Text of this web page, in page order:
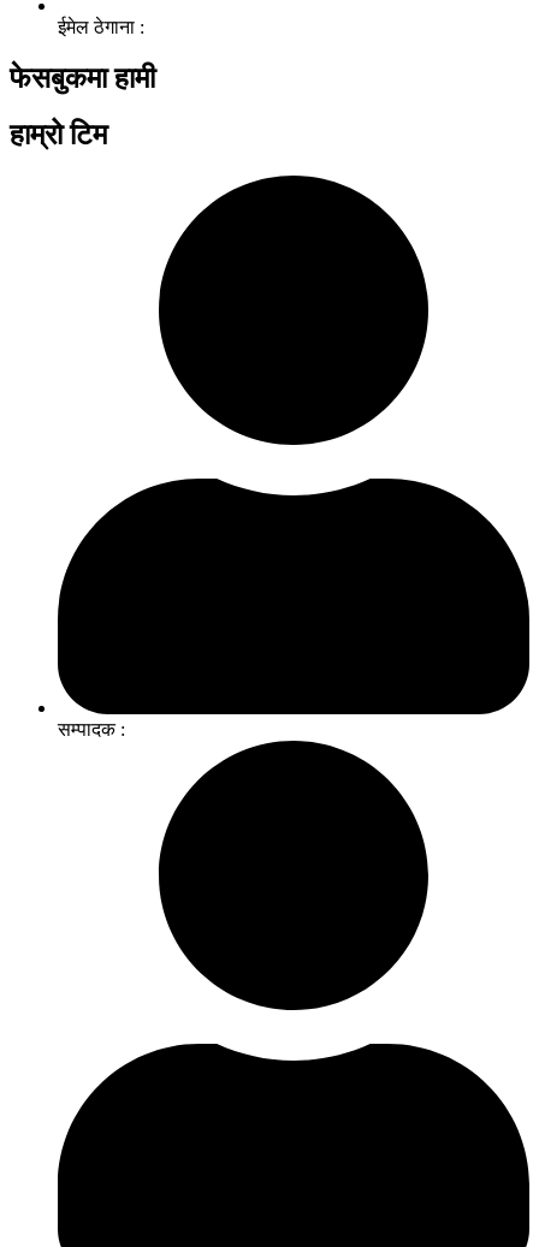
ईमेल ठेगाना :
फेसबुकमा हामी
हाम्रो टिम
सम्पादक :